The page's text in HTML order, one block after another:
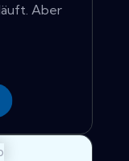
Aber